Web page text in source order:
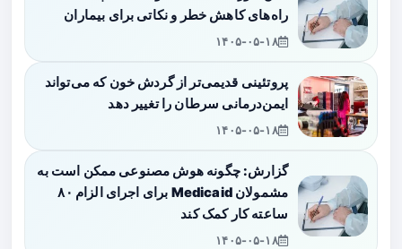
راه‌های کاهش خطر و نکاتی برای بیماران
۱۴۰۵-۰۵-۱۸
پروتئینی قدیمی‌تر از گردش خون که می‌تواند
ایمن‌درمانی سرطان را تغییر دهد
۱۴۰۵-۰۵-۱۸
گزارش: چگونه هوش مصنوعی ممکن است به
مشمولان Medicaid برای اجرای الزام ۸۰
ساعته کار کمک کند
۱۴۰۵-۰۵-۱۸